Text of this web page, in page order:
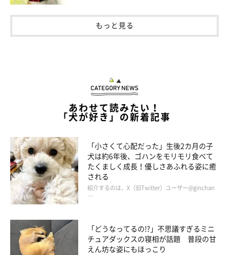
飼い主さん：
「レイは優しいけれどちょっと神経質なところがあるので、まだ
ロアに対してどう接していいのか戸惑っているようです。いじめ
たりはしていないので大丈夫ですが、仲良くなるまでもう少し時
間がかかるのかなと」
もっと見る
あわせて読みたい！
「犬が好き」の新着記事
「小さくて心配だった」生後2カ月の子
犬は約6年後、ゴハンをモリモリ食べて
たくましく成長！優しさあふれる姿に癒
される
紹介するのは、X（旧Twitter）ユーザー@ginchan
…
「どうなってるの!?」不思議すぎるミニ
チュアダックスの寝相が話題 普段の甘
えん坊な姿にもほっこり